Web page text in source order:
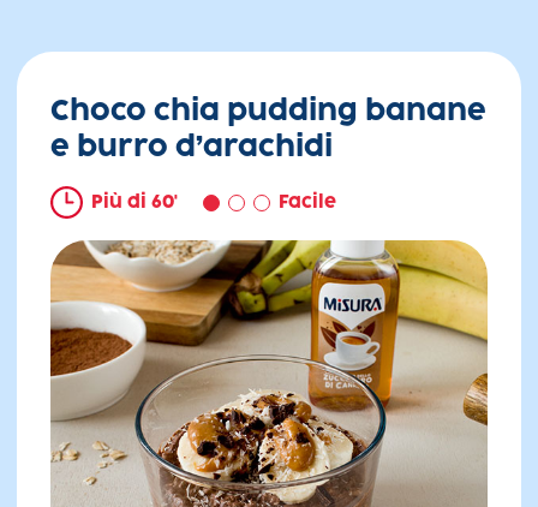
Choco chia pudding banane
e burro d’arachidi
Più di 60' Facile